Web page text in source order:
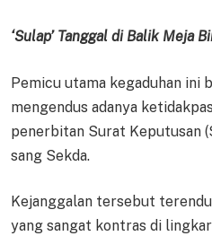
‘Sulap’ Tanggal di Balik Meja
Pemicu utama kegaduhan ini
mengendus adanya
penerbitan Surat Keputusan
sang Sekda.
Kejanggalan tersebut
yang sangat kontras di